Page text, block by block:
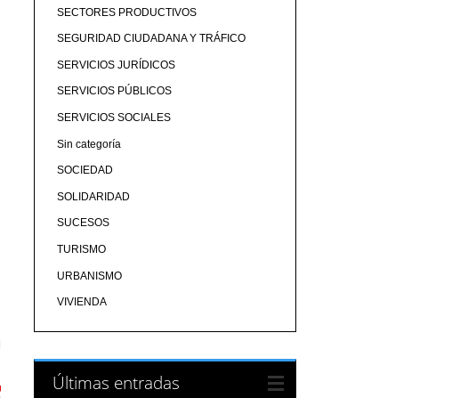
SECTORES PRODUCTIVOS
SEGURIDAD CIUDADANA Y TRÁFICO
SERVICIOS JURÍDICOS
SERVICIOS PÚBLICOS
SERVICIOS SOCIALES
Sin categoría
SOCIEDAD
SOLIDARIDAD
SUCESOS
TURISMO
URBANISMO
VIVIENDA
Últimas entradas